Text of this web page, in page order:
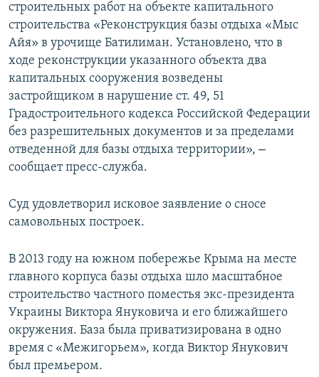
строительных работ на объекте капитального
строительства «Реконструкция базы отдыха «Мыс
Айя» в урочище Батилиман. Установлено, что в
ходе реконструкции указанного объекта два
капитальных сооружения возведены
застройщиком в нарушение ст. 49, 51
Градостроительного кодекса Российской Федерации
без разрешительных документов и за пределами
отведенной для базы отдыха территории», –
сообщает пресс-служба.
Суд удовлетворил исковое заявление о сносе
самовольных построек.
В 2013 году на южном побережье Крыма на месте
главного корпуса базы отдыха шло масштабное
строительство частного поместья экс-президента
Украины Виктора Януковича и его ближайшего
окружения. База была приватизирована в одно
время с «Межигорьем», когда Виктор Янукович
был премьером.